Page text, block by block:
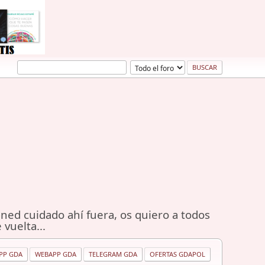
cuidado ahí fuera, os quiero a todos
vuelta...
GDA WEBAPP GDA TELEGRAM GDA OFERTAS GDAPOL